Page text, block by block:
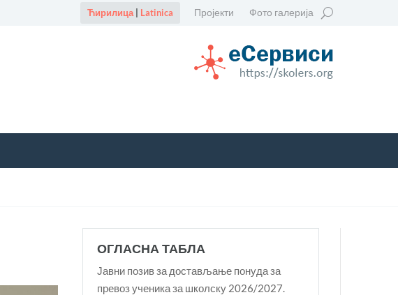
Пројекти Фото галерија
Ћирилица| Latinica
ОГЛАСНА ТАБЛА
Јавни позив за достављање понуда за
превоз ученика за школску 2026/2027.